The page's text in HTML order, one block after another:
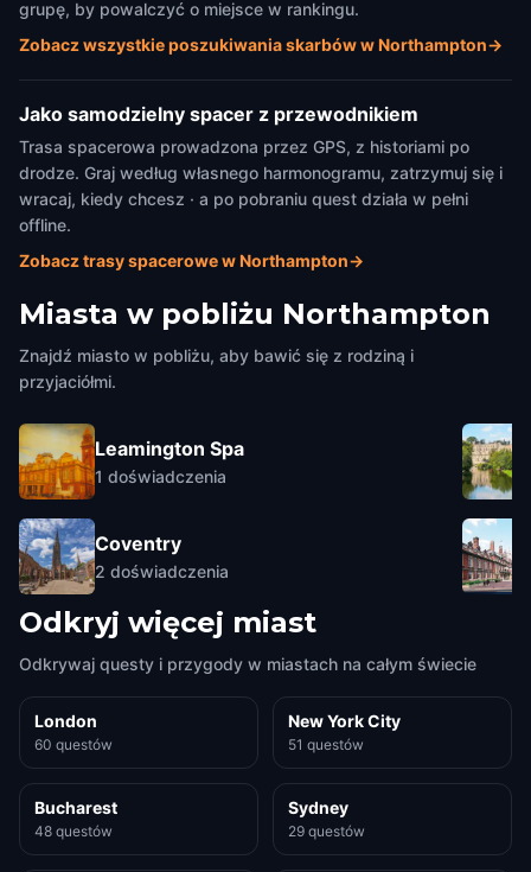
grupę, by powalczyć o miejsce w rankingu.
Zobacz wszystkie poszukiwania skarbów w Northampton→
Jako samodzielny spacer z przewodnikiem
Trasa spacerowa prowadzona przez GPS, z historiami po
drodze. Graj według własnego harmonogramu, zatrzymuj się i
wracaj, kiedy chcesz · a po pobraniu quest działa w pełni
offline.
Zobacz trasy spacerowe w Northampton→
Miasta w pobliżu Northampton
Znajdź miasto w pobliżu, aby bawić się z rodziną i
przyjaciółmi.
Leamington Spa
1 doświadczenia
Coventry
2 doświadczenia
Odkryj więcej miast
Odkrywaj questy i przygody w miastach na całym świecie
London
60 questów
New York City
51 questów
Bucharest
48 questów
Sydney
29 questów